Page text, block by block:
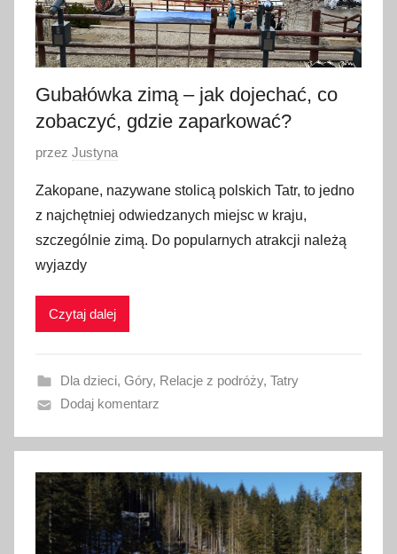
Gubałówka zimą – jak dojechać, co
zobaczyć, gdzie zaparkować?
O
u
b
l
i
w
n
o
0
l
u
t
e
przez Justyna
Zakopane, nazywane stolicą polskich Tatr, to jedno
z najchętniej odwiedzanych miejsc w kraju,
szczególnie zimą. Do popularnych atrakcji należą
wyjazdy
Czytaj dalej
Dla dzieci, Góry, Relacje z podróży, Tatry
Dodaj komentarz